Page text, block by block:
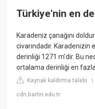
Türkiye'nin en
Karadeniz çanağını
civarındadır.
derinliği 1271 m'dir. Bu
ortalama derinliği en fazla
Kaynak kaldırma talebi
cdn.bartin.edu.tr